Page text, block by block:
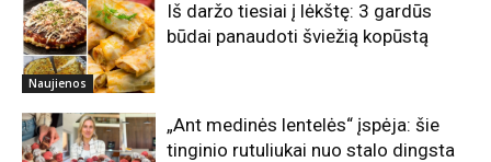
Naujienos
Iš daržo tiesiai į lėkštę: 3 gardūs
būdai panaudoti šviežią kopūstą
„Ant medinės lentelės“ įspėja: šie
tinginio rutuliukai nuo stalo dingsta